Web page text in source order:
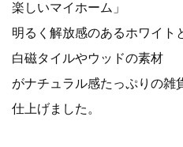
楽しいマイホーム」
明るく解放感のあるホワイト
白磁タイルやウッドの素材
がナチュラル感たっぷりの雑
仕上げました。